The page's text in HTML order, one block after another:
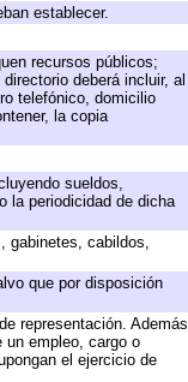
establecer.
recursos públicos;
deberá incluir, al
telefónico, domicilio
la copia
sueldos,
la periodicidad de dicha
gabinetes, cabildos,
que por disposición
representación. Además
un empleo, cargo o
el ejercicio de